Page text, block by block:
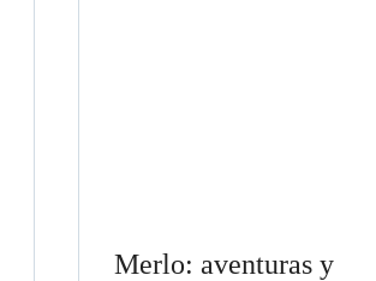
Merlo: aventuras y